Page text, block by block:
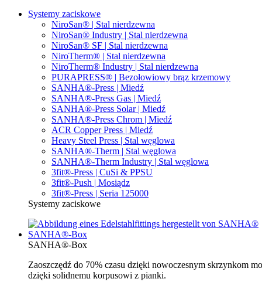
Systemy zaciskowe
NiroSan® | Stal nierdzewna
NiroSan® Industry | Stal nierdzewna
NiroSan® SF | Stal nierdzewna
NiroTherm® | Stal nierdzewna
NiroTherm® Industry | Stal nierdzewna
PURAPRESS® | Bezołowiowy brąz krzemowy
SANHA®-Press | Miedź
SANHA®-Press Gas | Miedź
SANHA®-Press Solar | Miedź
SANHA®-Press Chrom | Miedź
ACR Copper Press | Miedź
Heavy Steel Press | Stal węglowa
SANHA®-Therm | Stal węglowa
SANHA®-Therm Industry | Stal węglowa
3fit®-Press | CuSi & PPSU
3fit®-Push | Mosiądz
3fit®-Press | Seria 125000
Systemy zaciskowe
SANHA®-Box
SANHA®-Box
Zaoszczędź do 70% czasu dzięki nowoczesnym skrzynkom
dzięki solidnemu korpusowi z pianki.